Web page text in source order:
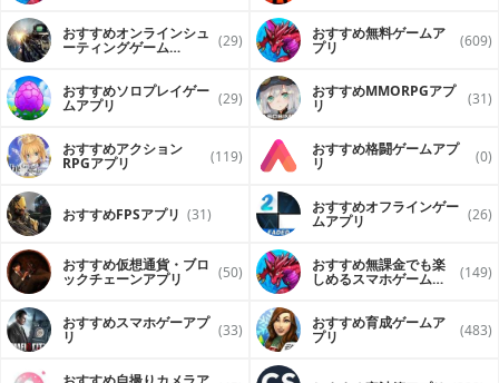
人類の「やる気」は、あなたの操縦にかかっています。。。
健闘を祈ります。
----------------------------------------------------------
このアプリには「VRモード」が搭載されています。
「VRモード」は「Motivator」の世界をより深く味わうこと
ができます。
「VRモード」をプレイするには「VRビューワー」が必要とな
ります。
▽対応VRビューワー
・MilboxTouch
動作確認済みスマートフォン：
http://milbox.tokyo/milboxtouch/product/product.html
・Google Cardboard
対応画面サイズ：
https://vr.google.com/intl/ja_jp/cardboard/get-cardboard/
※「Google Cardboard」でプレイする際はMFi対応のゲーム
パッドが必要となります。
おすすめオンラインシュ
ーティングゲーム (29) おすすめ無料ゲームア
プリ (609)
おすすめソロプレイゲー
ムアプリ (29) おすすめ MMORPGアプ
リ (31)
おすすめアクション
RPGアプリ (119) おすすめ格闘ゲームアプ
リ (0)
おすすめFPSアプリ (31) おすすめオフラインゲー
ムアプリ (26)
おすすめ仮想通貨・ブロ
ックチェーンアプリ (50) おすすめ無課金でも楽
しめるスマホゲームア (149)
おすすめスマホゲーアプ
リ (33) おすすめ育成ゲームア
プリ (483)